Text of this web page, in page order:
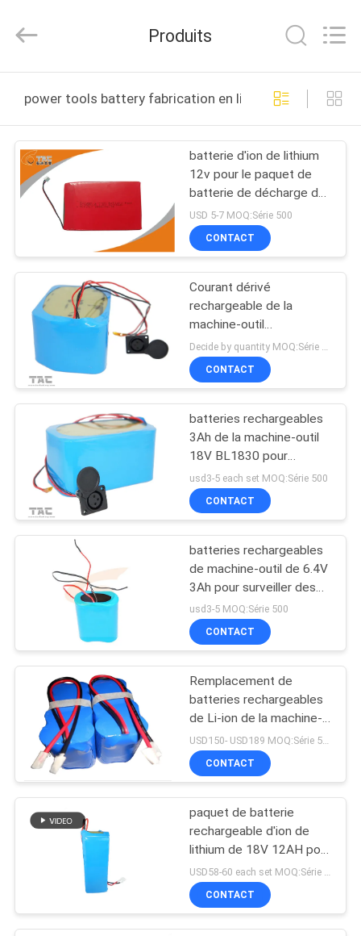
PRODUITS
VIDÉOS
SUJET
NOUS
VISITE
D'USINE
CONTRÔLE
QUALITÉ
CONTACTEZ-
NOUS
NOUVELLES
DEMANDEZ
UNE
CITATION
New
Energy
Ltd..
Reserved.
Produits
power tools battery fabrication en ligne
batterie d'ion de lithium
12v pour le paquet de
batterie de décharge de
la puissance élevée 15 C
de LP de lipo de
machine-outil
USD 5-7 MOQ:Série 500
CONTACT
Courant dérivé
rechargeable de la
machine-outil
Batteries12V 3Ah 3-5C
pour surveiller le
dispositif
CONTACT
batteries rechargeables
3Ah de la machine-outil
18V BL1830 pour
surveiller le dispositif
usd3-5 each set MOQ:Série 500
CONTACT
batteries rechargeables
de machine-outil de 6.4V
3Ah pour surveiller des
aides
usd3-5 MOQ:Série 500
CONTACT
Remplacement de
batteries rechargeables
de Li-ion de la machine-
outil 12.8V 4.6AH pour
Playmobile
USD150- USD189 MOQ:Série 500
CONTACT
paquet de batterie
rechargeable d'ion de
lithium de 18V 12AH pour
la tondeuse à gazon de
machine-outil
CONTACT